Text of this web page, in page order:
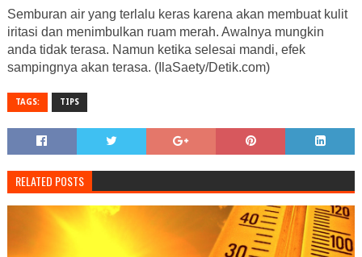
Semburan air yang terlalu keras karena akan membuat kulit
iritasi dan menimbulkan ruam merah. Awalnya mungkin
anda tidak terasa. Namun ketika selesai mandi, efek
sampingnya akan terasa. (IlaSaety/Detik.com)
TAGS: TIPS
RELATED POSTS